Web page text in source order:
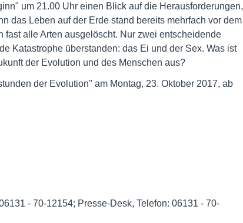
um 21.00 Uhr einen Blick auf die Herausforderungen,
das Leben auf der Erde stand bereits mehrfach vor dem
alle Arten ausgelöscht. Nur zwei entscheidende
Katastrophe überstanden: das Ei und der Sex. Was ist
der Evolution und des Menschen aus?
der Evolution" am Montag, 23. Oktober 2017, ab
- 70-12154; Presse-Desk, Telefon: 06131 - 70-